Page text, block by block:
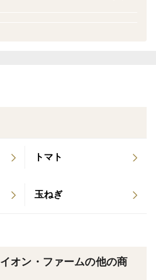
x
アーティーチョークです。
て、やっと販売可能な量を収穫
】もしも、宮本武蔵が5人い
の出演をしました。
トマト
玉ねぎ
オン・ファームの他の商